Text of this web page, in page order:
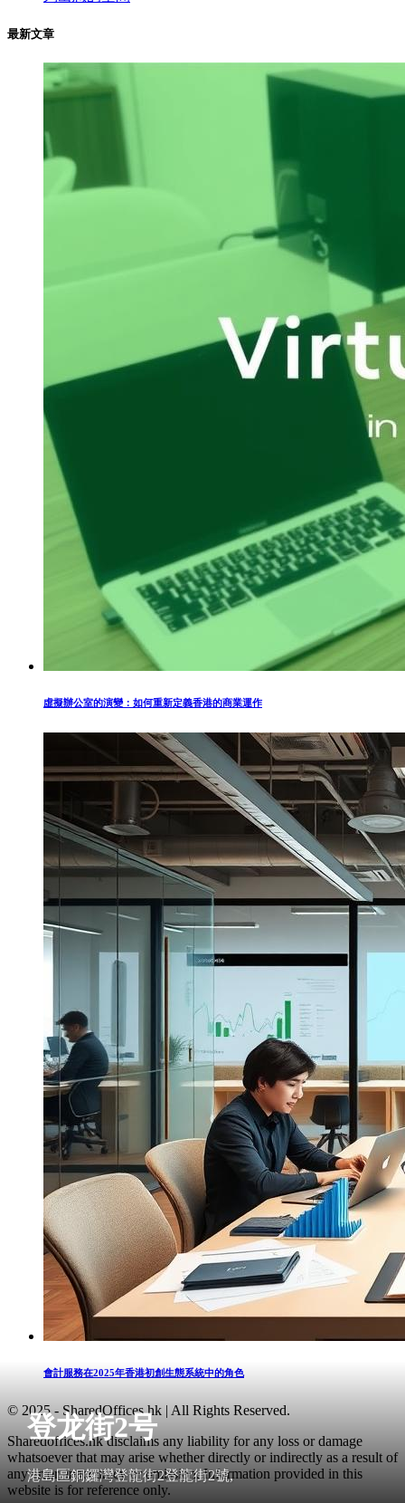
登龙街2号
港島區銅鑼灣登龍街2登龍街2號,
最新文章
虛擬辦公室的演變：如何重新定義香港的商業運作
會計服務在2025年香港初創生態系統中的角色
© 2025 - SharedOffices.hk | All Rights Reserved.
Sharedoffices.hk disclaims any liability for any loss or damage
whatsoever that may arise whether directly or indirectly as a result of
any error, inaccuracy or omission. Information provided in this
website is for reference only.